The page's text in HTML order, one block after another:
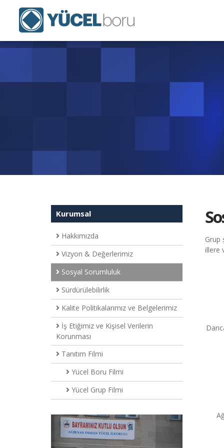
Kurumsal
Hakkımızda
Vizyon & Değerlerimiz
Sosyal Sorumluluk
Sürdürülebilirlik
Kalite Politikalarımız ve Belgelerimiz
İş Etiğimiz ve Kişisel Verilerin
Korunması
Tanıtım Filmi
Yücel Boru Filmi
Yücel Grup Filmi
Grup
illere